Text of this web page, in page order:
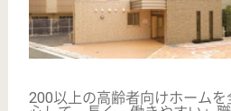
東京都大田
千束1-1-8
長原駅徒歩
旗の台駅徒
分, 北千束
ホーム